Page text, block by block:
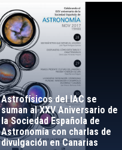
Astrofísicos del IAC se
suman al XXV Aniversario de
la Sociedad Española de
Astronomía con charlas de
divulgación en Canarias